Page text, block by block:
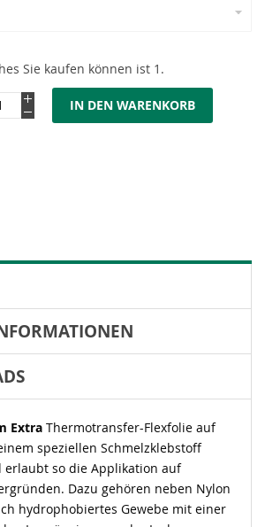
Sie kaufen können ist 1.
IN DEN WARENKORB
Extra Thermotransfer-Flexfolie auf
speziellen Schmelzklebstoff
erlaubt so die Applikation auf
Dazu gehören neben Nylon
hydrophobiertes Gewebe mit einer